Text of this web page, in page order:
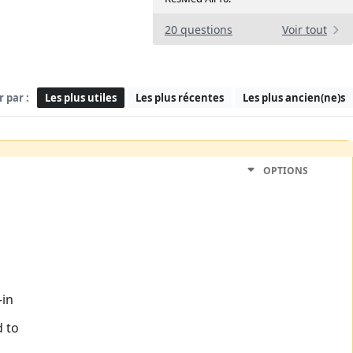
20 questions Voir tout
par : Les plus utiles Les plus récentes Les plus ancien(ne)s
OPTIONS
to